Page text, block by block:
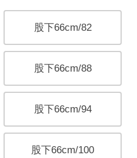
股下66cm/82
股下66cm/88
股下66cm/94
股下66cm/100